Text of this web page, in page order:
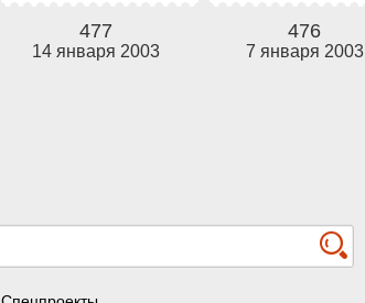
477
14 января 2003
476
7 января 2003